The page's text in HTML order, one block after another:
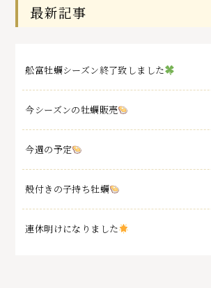
最新記事
舩富牡蠣シーズン終了致しました
今シーズンの牡蠣販売
今週の予定
殻付きの子持ち牡蠣
連休明けになりました